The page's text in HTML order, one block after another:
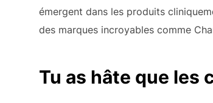
émergent dans les produits
des marques incroyables comme
Tu as hâte que les